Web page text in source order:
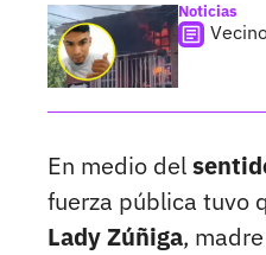
Noticias
En medio del
fuerza pública tuvo
Lady Zúñiga,